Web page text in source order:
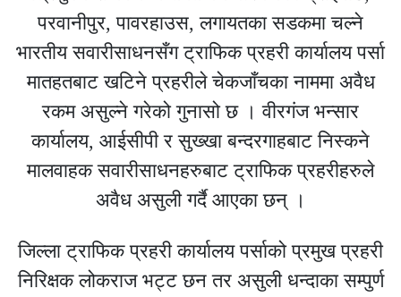
परवानीपुर, पावरहाउस, लगायतका सडकमा चल्ने
भारतीय सवारीसाधनसँग ट्राफिक प्रहरी कार्यालय पर्सा
मातहतबाट खटिने प्रहरीले चेकजाँचका नाममा अवैध
रकम असुल्ने गरेको गुनासो छ । वीरगंज भन्सार
कार्यालय, आईसीपी र सुख्खा बन्दरगाहबाट निस्कने
मालवाहक सवारीसाधनहरुबाट ट्राफिक प्रहरीहरुले
अवैध असुली गर्दै आएका छन् ।
जिल्ला ट्राफिक प्रहरी कार्यालय पर्साको प्रमुख प्रहरी
निरिक्षक लोकराज भट्ट छन तर असुली धन्दाका सम्पुर्ण